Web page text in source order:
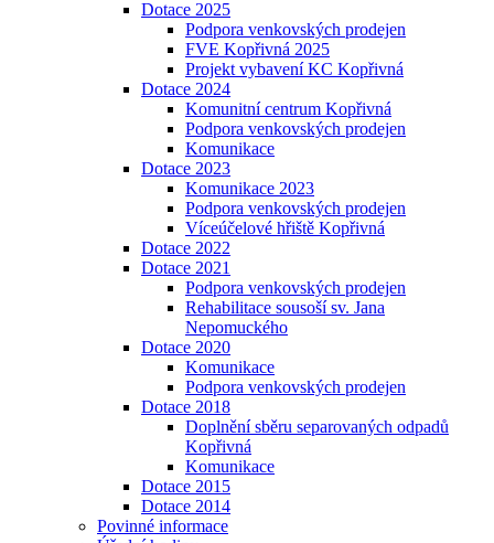
Dotace 2025
Podpora venkovských prodejen
FVE Kopřivná 2025
Projekt vybavení KC Kopřivná
Dotace 2024
Komunitní centrum Kopřivná
Podpora venkovských prodejen
Komunikace
Dotace 2023
Komunikace 2023
Podpora venkovských prodejen
Víceúčelové hřiště Kopřivná
Dotace 2022
Dotace 2021
Podpora venkovských prodejen
Rehabilitace sousoší sv. Jana
Nepomuckého
Dotace 2020
Komunikace
Podpora venkovských prodejen
Dotace 2018
Doplnění sběru separovaných odpadů
Kopřivná
Komunikace
Dotace 2015
Dotace 2014
Povinné informace